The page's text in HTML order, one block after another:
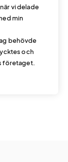
vi delade
min
behövde
och
företaget.